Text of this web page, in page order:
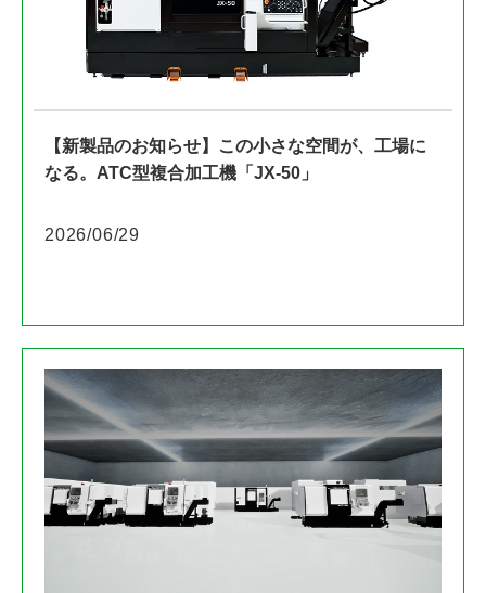
【新製品のお知らせ】この小さな空間が、工場に
なる。ATC型複合加工機「JX-50」
2026/06/29